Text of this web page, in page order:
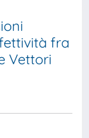
fra
Vettori